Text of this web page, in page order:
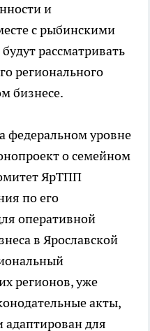
и
с рыбинскими
рассматривать
регионального
бизнесе.
федеральном уровне
о семейном
ЯрТПП
по его
оперативной
в Ярославской
регионов, уже
акты,
адаптирован для